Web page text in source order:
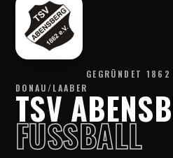
GEGRÜNDET
DONAU/LAABER
TSV
FUSSBALL